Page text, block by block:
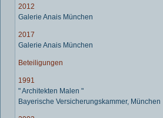
2012
Galerie Anais München
2017
Galerie Anais München
Beteiligungen
1991
" Architekten Malen "
Bayerische Versicherungskammer, München